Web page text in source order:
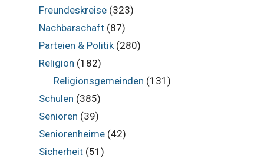
Freundeskreise(323)
Nachbarschaft(87)
Parteien & Politik(280)
Religion (182)
Religionsgemeinden (131)
Schulen (385)
Senioren (39)
Seniorenheime(42)
Sicherheit(51)